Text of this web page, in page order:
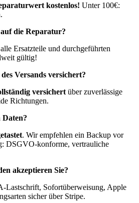
kostenlos! Unter 100€:
die Reparatur?
Ersatzteile und durchgeführten
gültig!
Versands versichert?
versichert über zuverlässige
Richtungen.
Daten?
. Wir empfehlen ein Backup vor
DSGVO-konforme, vertrauliche
akzeptieren Sie?
Lastschrift, Sofortüberweisung, Apple
sicher über Stripe.